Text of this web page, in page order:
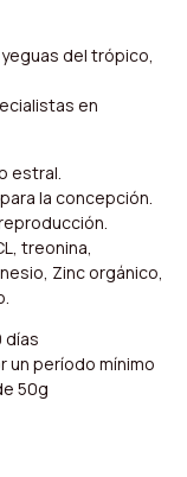
del trópico,
en
estral.
la concepción.
treonina,
Zinc orgánico,
días
un período mínimo
50g